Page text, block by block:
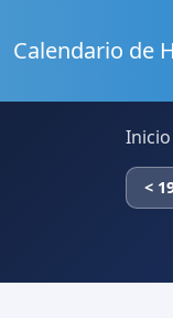
Calendario de
Inicio
<